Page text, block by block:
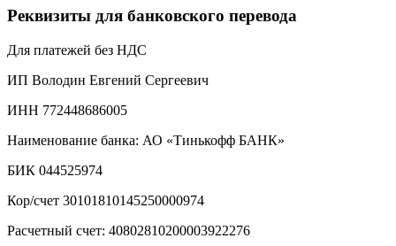
Реквизиты для банковского перевода
Для платежей без НДС
ИП Володин Евгений Сергеевич
ИНН 772448686005
Наименование банка: АО «Тинькофф БАНК»
БИК 044525974
Кор/счет 30101810145250000974
Расчетный счет: 40802810200003922276